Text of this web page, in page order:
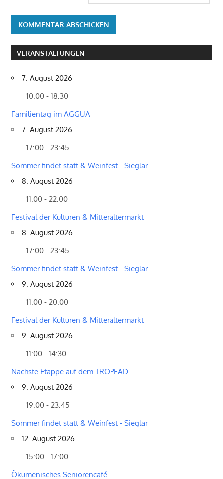
VERANSTALTUNGEN
7. August 2026
10:00 - 18:30
Familientag im AGGUA
7. August 2026
17:00 - 23:45
Sommer findet statt & Weinfest - Sieglar
8. August 2026
11:00 - 22:00
Festival der Kulturen & Mitteraltermarkt
8. August 2026
17:00 - 23:45
Sommer findet statt & Weinfest - Sieglar
9. August 2026
11:00 - 20:00
Festival der Kulturen & Mitteraltermarkt
9. August 2026
11:00 - 14:30
Nächste Etappe auf dem TROPFAD
9. August 2026
19:00 - 23:45
Sommer findet statt & Weinfest - Sieglar
12. August 2026
15:00 - 17:00
Ökumenisches Seniorencafé